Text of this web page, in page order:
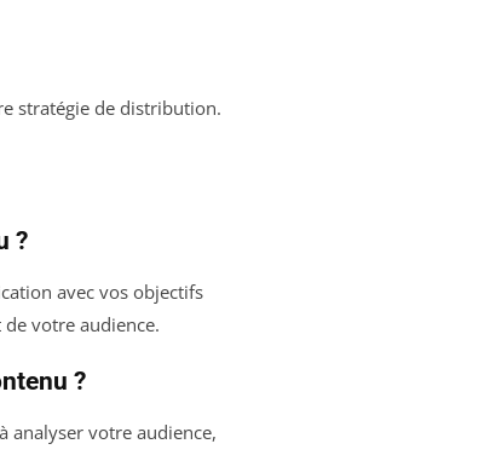
stratégie de distribution.
?
avec vos objectifs
votre audience.
?
analyser votre audience,